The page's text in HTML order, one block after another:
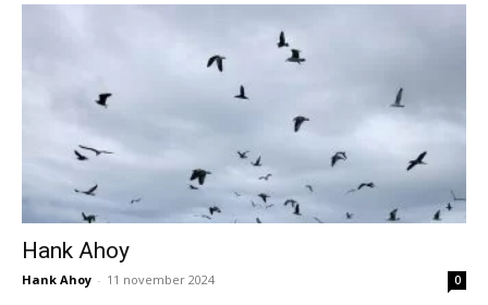
Hank Ahoy
Hank Ahoy - 11 november 2024 0